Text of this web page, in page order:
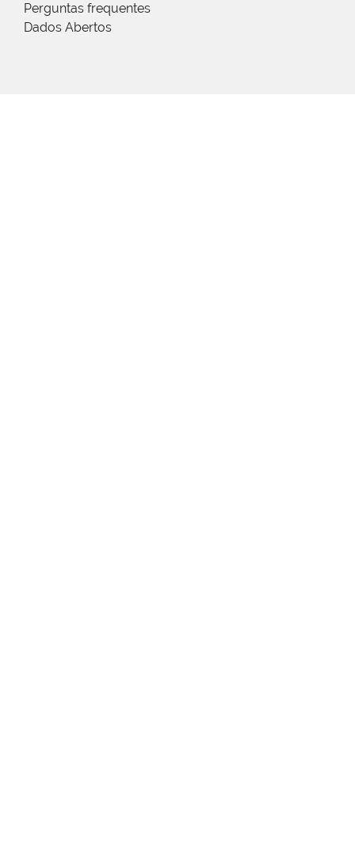
Perguntas frequentes
Dados Abertos